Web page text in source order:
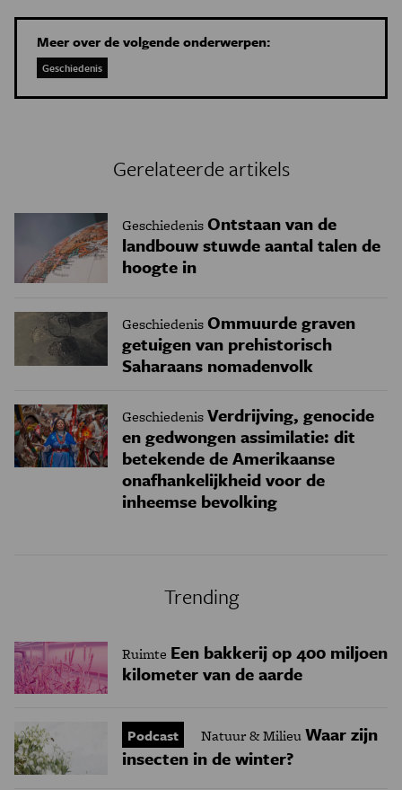
Meer over de volgende onderwerpen:
Geschiedenis
Gerelateerde artikels
GeschiedenisOntstaan van de
landbouw stuwde aantal talen de
hoogte in
GeschiedenisOmmuurde graven
getuigen van prehistorisch
Saharaans nomadenvolk
GeschiedenisVerdrijving, genocide
en gedwongen assimilatie: dit
betekende de Amerikaanse
onafhankelijkheid voor de
inheemse bevolking
Trending
Ruimte Een bakkerij op 400 miljoen
kilometer van de aarde
Podcast Natuur & MilieuWaar zijn
insecten in de winter?